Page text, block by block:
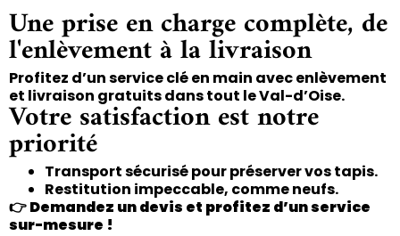
Une prise en charge complète, de
l'enlèvement à la livraison
Profitez d’un service clé en main avec enlèvement
et livraison gratuits dans tout le Val-d’Oise.
Votre satisfaction est notre
priorité
Transport sécurisé pour préserver vos tapis.
Restitution impeccable, comme neufs.
👉Demandez un devis et profitez d’un service
sur-mesure !